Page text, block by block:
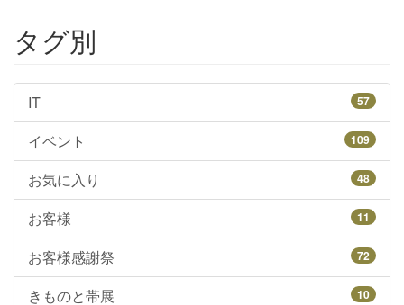
タグ別
IT 57
イベント 109
お気に入り 48
お客様 11
お客様感謝祭 72
きものと帯展 10